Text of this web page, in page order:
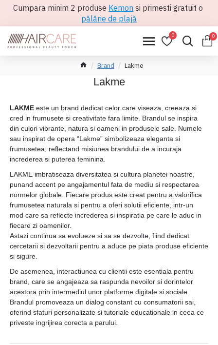
Cumpara minim 2 produse Kemon si primesti gratuit o
pălărie de plajă
0 0
Brand Lakme
Lakme
LAKME este un brand dedicat celor care viseaza, creeaza si
cred in frumusete si creativitate fara limite. Brandul se inspira
din culori vibrante, natura si oameni in produsele sale. Numele
sau inspirat de opera “Lakme” simbolizeaza eleganta si
frumusetea, reflectand misiunea brandului de a incuraja
increderea si puterea feminina.
LAKME imbratiseaza diversitatea si cultura planetei noastre,
punand accent pe angajamentul fata de mediu si respectarea
normelor globale. Fiecare produs este creat pentru a valorifica
frumusetea naturala si pentru a oferi solutii eficiente, intr-un
mod care sa reflecte increderea si inspiratia pe care le aduc in
fiecare zi oamenilor.
Astazi continua sa evolueze si sa se dezvolte, fiind dedicat
cercetarii si dezvoltarii pentru a aduce pe piata produse eficiente
si sigure.
De asemenea, interactiunea cu clientii este esentiala pentru
brand, care se angajeaza sa raspunda nevoilor si dorintelor
acestora prin intermediul unor platforme digitale si sociale.
Brandul promoveaza un dialog constant cu consumatorii sai,
oferind sfaturi personalizate si tutoriale educationale in ceea ce
priveste ingrijirea corecta a parului.